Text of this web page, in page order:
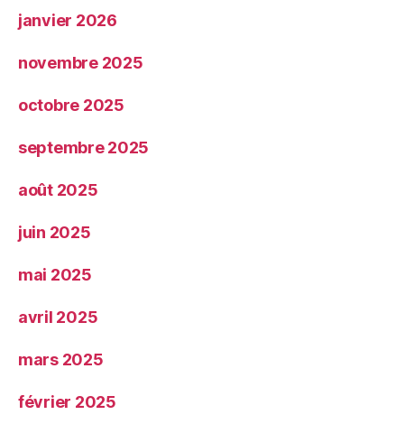
janvier 2026
novembre 2025
octobre 2025
septembre 2025
août 2025
juin 2025
mai 2025
avril 2025
mars 2025
février 2025